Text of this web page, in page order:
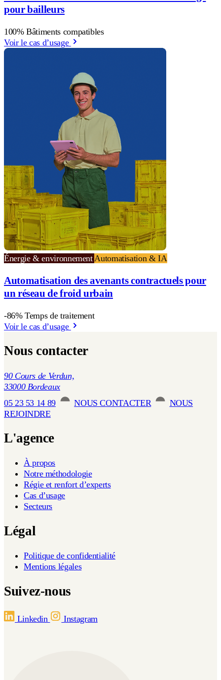
pour bailleurs
100% Bâtiments compatibles
Voir le cas d’usage
Énergie & environnement Automatisation & IA
Automatisation des avenants contractuels pour
un réseau de froid urbain
-86% Temps de traitement
Voir le cas d’usage
Nous contacter
90 Cours de Verdun,
33000 Bordeaux
05 23 53 14 89
NOUS CONTACTER
NOUS
REJOINDRE
L'agence
À propos
Notre méthodologie
Régie et renfort d’experts
Cas d’usage
Secteurs
Légal
Politique de confidentialité
Mentions légales
Suivez-nous
Linkedin Instagram